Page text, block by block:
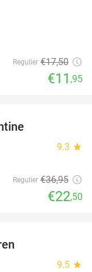
Regulier €17,50
€11 ,95
9.3 star
Regulier €36,95
€22,50
9.5 star